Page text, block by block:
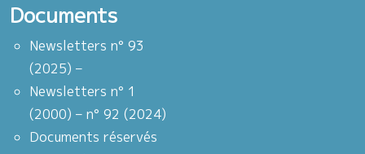
Documents
Newsletters n° 93
(2025) –
Newsletters n° 1
(2000) – n° 92 (2024)
Documents réservés